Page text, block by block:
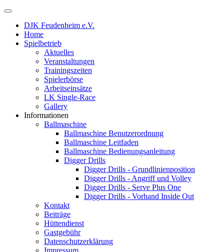
DJK Feudenheim e.V.
Home
Spielbetrieb
Aktuelles
Veranstaltungen
Trainingszeiten
Spielerbörse
Arbeitseinsätze
LK Single-Race
Gallery
Informationen
Ballmaschine
Ballmaschine Benutzerordnung
Ballmaschine Leitfaden
Ballmaschine Bedienungsanleitung
Digger Drills
Digger Drills - Grundlinienposition
Digger Drills - Angriff und Volley
Digger Drills - Serve Plus One
Digger Drills - Vorhand Inside Out
Kontakt
Beiträge
Hüttendienst
Gastgebühr
Datenschutzerklärung
Impressum